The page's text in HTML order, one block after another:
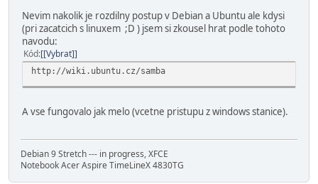
map to guest = bad user
########## Domains ###########
; domain logons = yes
; logon drive = H:
logon home = \\%N\%U
; add machine script = /usr/sbin/useradd -g machines -c
; add group script = /usr/sbin/addgroup --force-badname
Nevim nakolik je rozdilny postup v Debian a Ubuntu ale kdysi
(pri zacatcich s linuxem ;D ) jsem si zkousel hrat podle tohoto
navodu:
Kód [Vybrat]
http://wiki.ubuntu.cz/samba
A vse fungovalo jak melo (vcetne pristupu z windows stanice).
Debian 9 Stretch --- in progress, XFCE
Notebook Acer Aspire TimeLineX 4830TG